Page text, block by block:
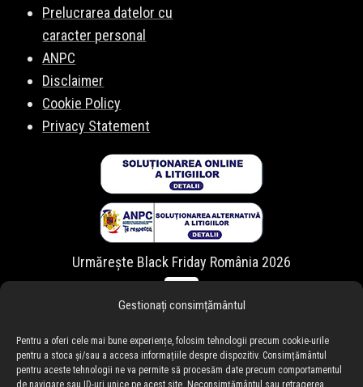
Gestionați consimțământul
Pentru a oferi cele mai bune experiențe, folosim tehnologii precum cookie-urile
pentru a stoca și/sau a accesa informațiile despre dispozitiv. Consimțământul
pentru aceste tehnologii ne va permite să procesăm date precum comportamentul
de navigare sau ID-uri unice pe acest site. Neconsimțământul sau retragerea
Prelucrarea datelor cu
caracter personal
ANPC
Disclaimer
Cookie Policy
Privacy Statement
Urmărește Black Friday România 2026